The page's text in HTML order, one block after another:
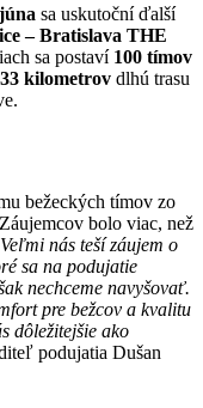
sa uskutoční ďalší
– Bratislava THE
sa postaví 100 tímov
kilometrov dlhú trasu
bežeckých tímov zo
bolo viac, než
„Veľmi nás teší záujem o
sa na podujatie
nechceme navyšovať.
pre bežcov a kvalitu
dôležitejšie ako
podujatia Dušan